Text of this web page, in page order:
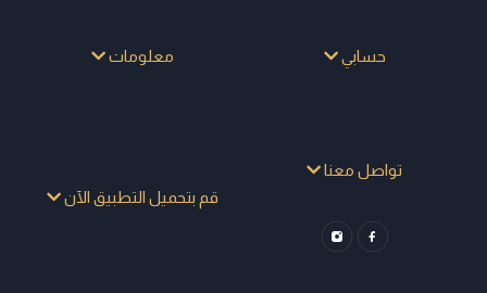
حسابي معلومات
تواصل معنا
قم بتحميل التطبيق الآن